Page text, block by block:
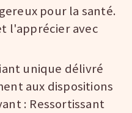
pour la santé.
l'apprécier avec
unique délivré
aux dispositions
: Ressortissant